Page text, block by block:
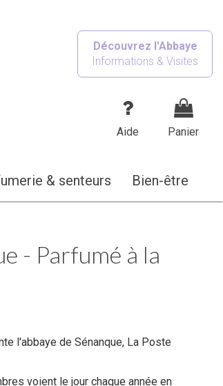
Découvrez l'Abbaye
Informations & Visites
Aide Panier
& senteurs Bien-être
- Parfumé à la
l'abbaye de Sénanque, La Poste
voient le jour chaque année en